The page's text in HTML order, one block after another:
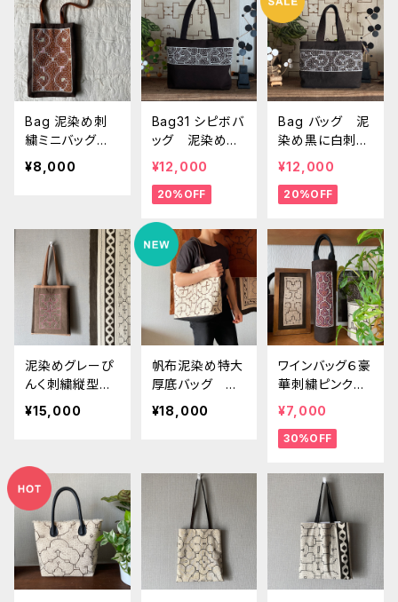
Bag 泥染め刺
繍ミニバッグ
パステルカラ
ー 柔らかい縦
¥8,000
Bag31 シピボバ
ッグ 泥染め黒
に白刺繍 32.5
x22x6cm マグ
ネットホック シ
¥12,000
20%OFF
Bag バッグ 泥
染め黒に白刺繍
33x21x10 シ
ンプル
¥12,000
20%OFF
泥染めグレーぴ
んく刺繍縦型シ
ョルダー 30x3
9cm シピボ族の
¥15,000
帆布泥染め特大
厚底バッグ 口
幅45.50cm シ
ピボ族の泥染め
¥18,000
ワインバッグ６豪
華刺繍ピンク円
柱 持ち手しっ
かり インテリ
ア雑貨
¥7,000
30%OFF